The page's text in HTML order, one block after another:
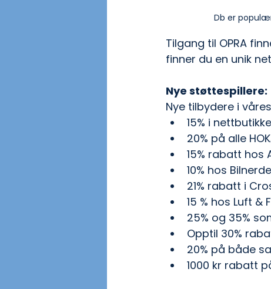
Db er
Tilgang til OPRA
finner du en unik
Nye støttespillere:
Nye tilbydere i
15% i
20% på alle
15% rabatt hos
10% hos
21% rabatt i
15 % hos Luft
25% og 35%
Opptil 30%
20% på både
1000 kr rabatt